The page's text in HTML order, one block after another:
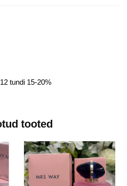
tundi 15-20%
tooted